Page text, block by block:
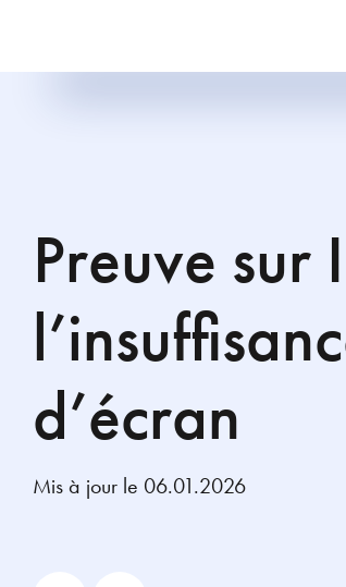
Preuve sur
d’écran
Mis à jour le 06.01.2026